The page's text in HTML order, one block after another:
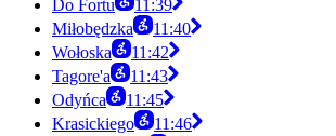
Do Fortu
11:39
Miłobędzka
11:40
Wołoska
11:42
Tagore'a
11:43
Odyńca
11:45
Krasickiego
11:46